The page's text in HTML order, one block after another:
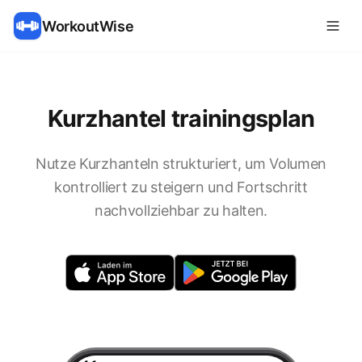
WorkoutWise
Kurzhantel trainingsplan
Nutze Kurzhanteln strukturiert, um Volumen
kontrolliert zu steigern und Fortschritt
nachvollziehbar zu halten.